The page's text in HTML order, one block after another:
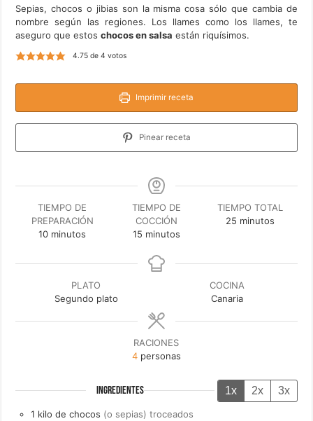
Sepias, chocos o jibias son la misma cosa sólo que cambia de
nombre según las regiones. Los llames como los llames, te
aseguro que estoschocos en salsa están riquísimos.
4.75de 4 votos
Imprimir receta
Pinear receta
TIEMPO DE
PREPARACIÓN
10minutos
minutos
TIEMPO DE
COCCIÓN
15minutos
minutos
TIEMPO TOTAL
25 minutos
minutos
PLATO
Segundo plato
COCINA
Canaria
RACIONES
4 personas
INGREDIENTES 1x 2x 3x
1 kilo de chocos (o sepias) troceados